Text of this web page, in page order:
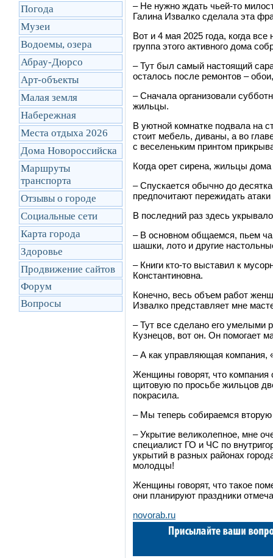
Погода
Музеи
Водоемы, озера
Абрау-Дюрсо
Арт-объекты
Малая земля
Набережная
Места отдыха 2026
Дома Новороссийска
Маршруты
транcпорта
Отзывы о городе
Социальные сети
Карта города
Здоровье
Продвижение сайтов
Форум
Вопросы
–Не нужно ждать чьей-то
Галина Извалко сделала эта
Вот и 4 мая 2025 года, когда
группа этого активного дома
–Тут был самый настоящий
осталось после ремонтов –
–Сначала организовали
жильцы.
В уютной комнатке подвала на
стоит мебель, диваны, а во
с веселеньким принтом
Когда орет сирена, жильцы
–Спускается обычно до
предпочитают пережидать
В последний раз здесь
–В основном общаемся, пьем
шашки, лото и другие
–Книги кто-то выставил к
Константиновна.
Конечно, весь объем работ
Извалко представляет мне
–Тут все сделано его умелыми
Кузнецов, вот он. Он помогает
–А как управляющая компания,
Женщины говорят, что
щитовую по просьбе жильцов
покрасила.
–Мы теперь собираемся вторую
–Укрытие великолепное, мне
специалист ГО и ЧС по
укрытий в разных районах
молодцы!
Женщины говорят, что такое
они планируют праздники
novorab.ru